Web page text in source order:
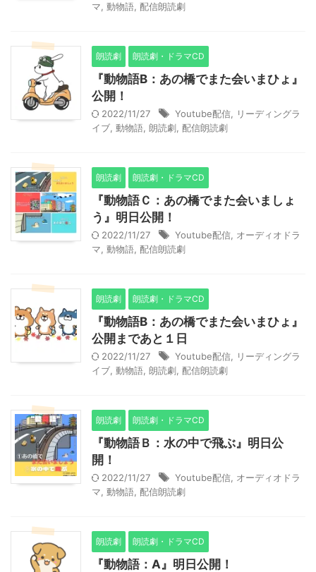
マ 動物語 配信朗読劇
朗読劇 朗読劇・ドラマCD
『動物語B：あの橋でまた会いまひょ』
公開！
2022/11/27 Youtube配信
リーディングラ
イブ 動物語 朗読劇 配信朗読劇
朗読劇 朗読劇・ドラマCD
『動物語Ｃ：あの橋でまた会いましょ
う』明日公開！
2022/11/27 Youtube配信 オーディオドラ
マ 動物語 配信朗読劇
朗読劇 朗読劇・ドラマCD
『動物語B：あの橋でまた会いまひょ』
公開まであと１日
2022/11/27 Youtube配信
リーディングラ
イブ 動物語 朗読劇 配信朗読劇
朗読劇 朗読劇・ドラマCD
『動物語Ｂ：水の中で飛ぶ』明日公
開！
2022/11/27 Youtube配信 オーディオドラ
マ 動物語 配信朗読劇
朗読劇 朗読劇・ドラマCD
『動物語：A』明日公開！